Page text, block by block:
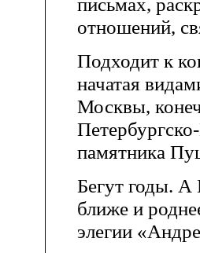
отношений,
Подходит к
начатая
Москвы,
памятника
Бегут годы. А
ближе и
элегии